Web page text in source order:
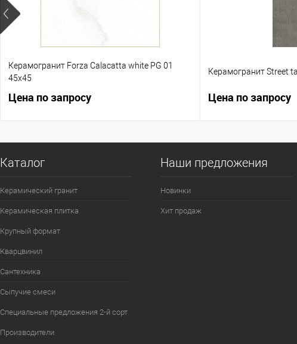
Керамогранит Forza Calacatta white PG 01
45х45
Цена по запросу
Керамогранит Street
Цена по запросу
Каталог
Керамический гранит
Керамическая плитка
Крупный формат
Кварцвинил
Сантехника
Сыпучие смеси
Специальные предложения 2-й сорт
Производители
Наши предложения
Новинки
Хит продаж